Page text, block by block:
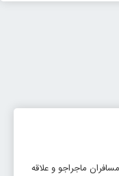
ماجراجو و علاقه